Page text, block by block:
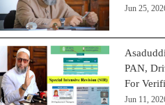
Jun 25,
PAN,
For
Jun 11,